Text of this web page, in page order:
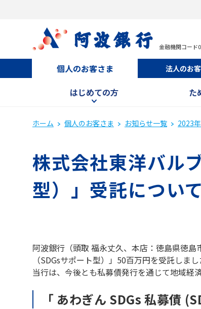
金融機関コード
個人のお客さま 法人のお
はじめての方 た
ホーム 個人のお客さま お知らせ一覧 2023
株式会社東洋バル
型）」受託について
阿波銀行（頭取 福永丈久、本店：徳島県徳
（SDGsサポート型）」50百万円を受託しま
当行は、今後とも私募債発行を通じて地域経
「 あわぎん SDGs 私募債